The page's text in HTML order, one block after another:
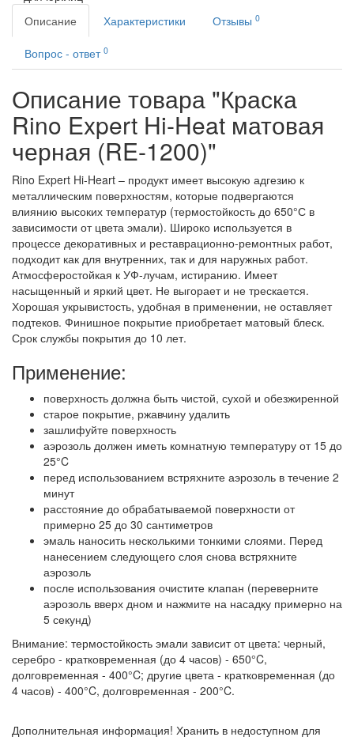
Описание
Характеристики Отзывы 0
Вопрос - ответ 0
Описание товара "Краска
Rino Expert Hi-Heat матовая
черная (RE-1200)"
Rino Expert Hi-Heart – продукт имеет высокую адгезию к
металлическим поверхностям, которые подвергаются
влиянию высоких температур (термостойкость до 650°С в
зависимости от цвета эмали). Широко используется в
процессе декоративных и реставрационно-ремонтных работ,
подходит как для внутренних, так и для наружных работ.
Атмосферостойкая к УФ-лучам, истиранию. Имеет
насыщенный и яркий цвет. Не выгорает и не трескается.
Хорошая укрывистость, удобная в применении, не оставляет
подтеков. Финишное покрытие приобретает матовый блеск.
Срок службы покрытия до 10 лет.
Применение:
поверхность должна быть чистой, сухой и обезжиренной
старое покрытие, ржавчину удалить
зашлифуйте поверхность
аэрозоль должен иметь комнатную температуру от 15 до
25°C
перед использованием встряхните аэрозоль в течение 2
минут
расстояние до обрабатываемой поверхности от
примерно 25 до 30 сантиметров
эмаль наносить несколькими тонкими слоями. Перед
нанесением следующего слоя снова встряхните
аэрозоль
после использования очистите клапан (переверните
аэрозоль вверх дном и нажмите на насадку примерно на
5 секунд)
Внимание: термостойкость эмали зависит от цвета: черный,
серебро - кратковременная (до 4 часов) - 650°C,
долговременная - 400°C; другие цвета - кратковременная (до
4 часов) - 400°C, долговременная - 200°C.
Дополнительная информация! Хранить в недоступном для